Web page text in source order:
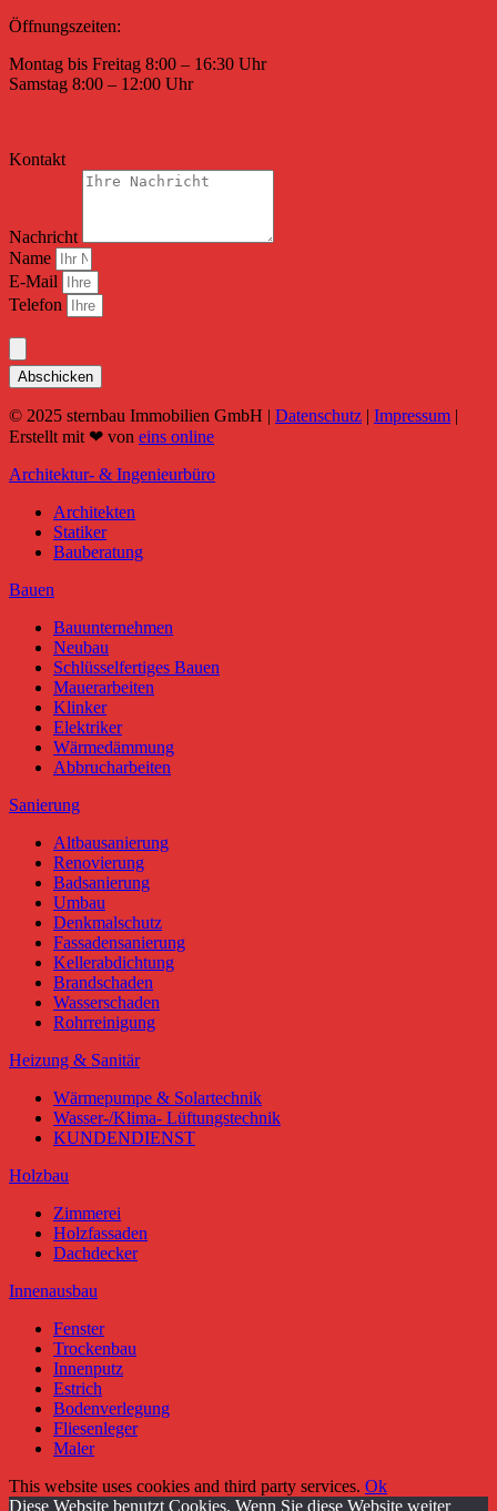
Öffnungszeiten:
Montag bis Freitag 8:00 – 16:30 Uhr
Samstag 8:00 – 12:00 Uhr
Kontakt
Nachricht
Name
E-Mail
Telefon
Abschicken
© 2025 sternbau Immobilien GmbH | Datenschutz | Impressum |
Erstellt mit ❤ von eins online
Architektur- & Ingenieurbüro
Architekten
Statiker
Bauberatung
Bauen
Bauunternehmen
Neubau
Schlüsselfertiges Bauen
Mauerarbeiten
Klinker
Elektriker
Wärmedämmung
Abbrucharbeiten
Sanierung
Altbausanierung
Renovierung
Badsanierung
Umbau
Denkmalschutz
Fassadensanierung
Kellerabdichtung
Brandschaden
Wasserschaden
Rohrreinigung
Heizung & Sanitär
Wärmepumpe & Solartechnik
Wasser-/Klima- Lüftungstechnik
KUNDENDIENST
Holzbau
Zimmerei
Holzfassaden
Dachdecker
Innenausbau
Fenster
Trockenbau
Innenputz
Estrich
Bodenverlegung
Fliesenleger
Maler
This website uses cookies and third party services. Ok
Diese Website benutzt Cookies. Wenn Sie diese Website weiter